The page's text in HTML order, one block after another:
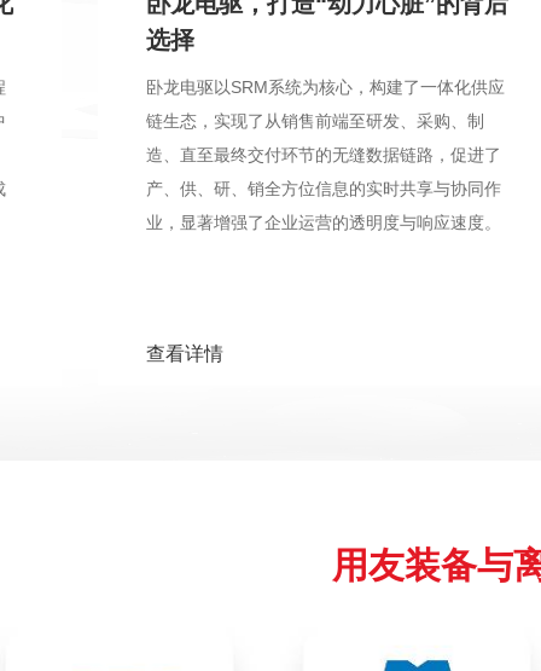
卧龙电驱以SRM系统为核心，构建了一体化供应
链生态，实现了从销售前端至研发、采购、制
造、直至最终交付环节的无缝数据链路，促进了
产、供、研、销全方位信息的实时共享与协同作
业，显著增强了企业运营的透明度与响应速度。
用友装备与